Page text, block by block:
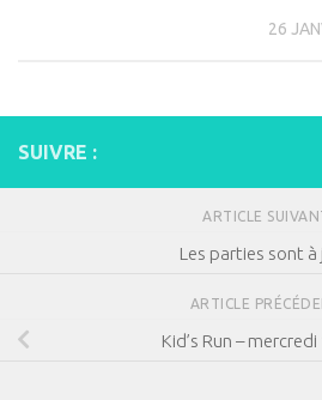
26
SUIVRE :
ARTICLE
Les parties sont à
ARTICLE
Kid’s Run – mercredi